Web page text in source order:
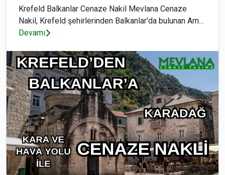
Krefeld Balkanlar Cenaze Nakil Mevlana Cenaze
Nakil, Krefeld şehirlerinden Balkanlar'da bulunan Arn...
Devamı